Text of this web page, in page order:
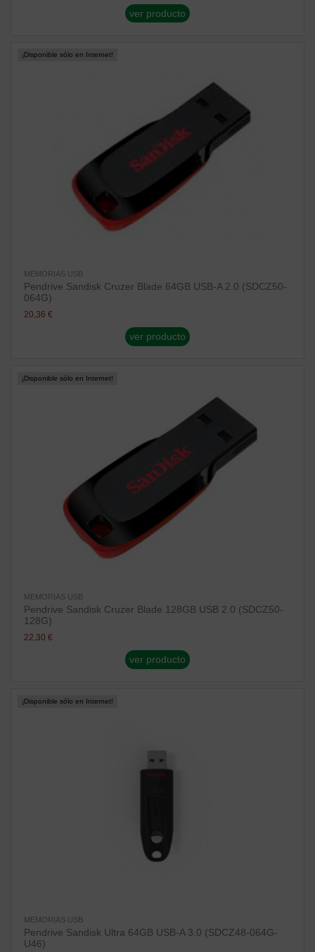
ver producto
¡Disponible sólo en Internet!
MEMORIAS USB
Pendrive Sandisk Cruzer Blade 64GB USB-A 2.0 (SDCZ50-
064G)
20,36 €
ver producto
¡Disponible sólo en Internet!
MEMORIAS USB
Pendrive Sandisk Cruzer Blade 128GB USB 2.0 (SDCZ50-
128G)
22,30 €
ver producto
¡Disponible sólo en Internet!
MEMORIAS USB
Pendrive Sandisk Ultra 64GB USB-A 3.0 (SDCZ48-064G-
U46)